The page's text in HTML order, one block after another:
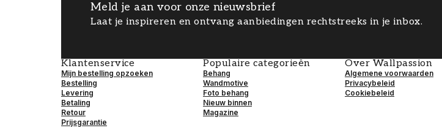
Meld je aan voor onze nieuwsbrief
Laat je inspireren en ontvang aanbiedingen rechtstreeks in je inbox.
Klantenservice
Mijn bestelling opzoeken
Bestelling
Levering
Betaling
Retour
Prijsgarantie
Populaire categorieën
Behang
Wandmotive
Foto behang
Nieuw binnen
Magazine
Over Wallpassion
Algemene voorwaarden
Privacybeleid
Cookiebeleid